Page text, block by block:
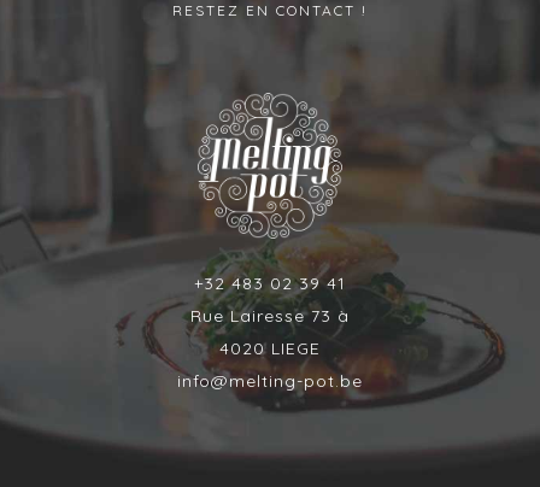
RESTEZ EN CONTACT !
+32 483 02 39 41
Rue Lairesse 73 à
4020 LIEGE
info@melting-pot.be